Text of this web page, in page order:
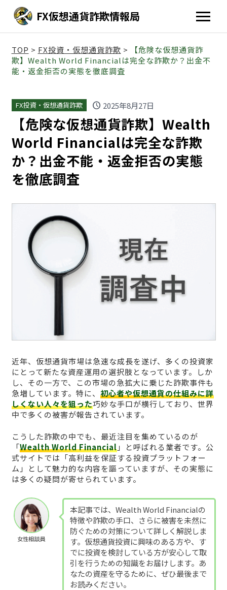
FX仮想通貨詐欺情報局
TOP > FX投資・仮想通貨詐欺 >
【危険な仮想通貨詐
欺】Wealth World Financialは完全な詐欺か？出金不
能・返金拒否の実態を徹底調査
FX投資・仮想通貨詐欺 schedule 2025年8月27日
【危険な仮想通貨詐欺】Wealth
World Financialは完全な詐欺
か？出金不能・返金拒否の実態
を徹底調査
近年、仮想通貨市場は急速な成長を遂げ、多くの投資家
にとって新たな資産運用の選択肢となっています。しか
し、その一方で、この市場の急拡大に乗じた詐欺事件も
急増しています。特に、 初心者や仮想通貨の仕組みに詳
しくない人々を狙った巧妙な手口が横行しており、世界
中で多くの被害が報告されています。
こうした詐欺の中でも、最近注目を集めているのが
「Wealth World Financial」と呼ばれる業者です。公
式サイトでは「高利益を保証する投資プラットフォー
ム」として魅力的な内容を謳っていますが、その実態に
は多くの疑問が寄せられています。
女性相談員
本記事では、Wealth World Financialの
特徴や詐欺の手口、さらに被害を未然に
防ぐための対策について詳しく解説しま
す。仮想通貨投資に興味のある方や、す
でに投資を検討している方が安心して取
引を行うための知識をお届けします。あ
なたの資産を守るために、ぜひ最後まで
お読みください。